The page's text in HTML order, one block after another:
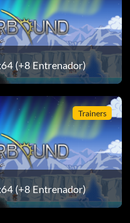
(+8 Entrenador)
Trainers
(+8 Entrenador)